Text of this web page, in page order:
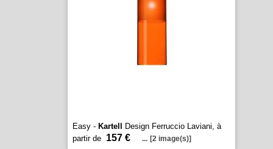
Easy - Kartell
Design Ferruccio Laviani, à
partir de 157 € ... [2 image(s)]